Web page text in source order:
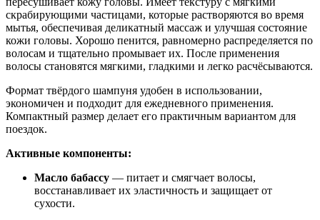
скрабирующими частицами, которые растворяются во время
мытья, обеспечивая деликатный массаж и улучшая состояние
кожи головы. Хорошо пенится, равномерно распределяется по
волосам и тщательно промывает их. После применения
волосы становятся мягкими, гладкими и легко расчёсываются.
Формат твёрдого шампуня удобен в использовании,
экономичен и подходит для ежедневного применения.
Компактный размер делает его практичным вариантом для
поездок.
Активные компоненты:
Масло бабассу — питает и смягчает волосы,
восстанавливает их эластичность и защищает от
сухости.